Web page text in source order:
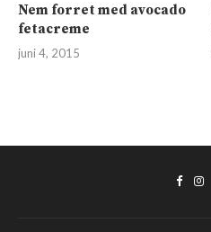
Nem forret med avocado
fetacreme
juni 4, 2015